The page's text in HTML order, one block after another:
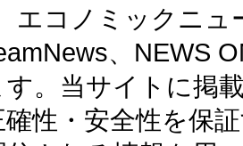
エコノミックニ
、NEWS
。当サイトに掲
性・安全性を保